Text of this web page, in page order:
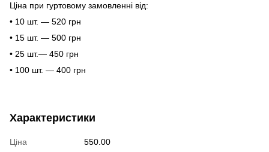
Ціна при гуртовому замовленні від:
• 10 шт. — 520 грн
• 15 шт. — 500 грн
• 25 шт.— 450 грн
• 100 шт. — 400 грн
Характеристики
Ціна
550.00